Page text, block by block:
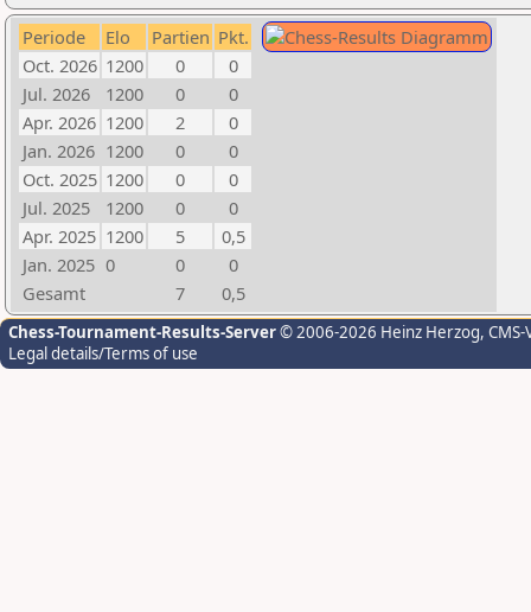
Periode Elo Partien Pkt.
Oct. 2026 1200 0
0
Jul. 2026
1200 0
0
Apr. 2026 1200 2
0
Jan. 2026 1200 0
0
Oct. 2025 1200 0
0
Jul. 2025
1200 0
0
Apr. 2025 1200 5
0,5
Jan. 2025 0 0
0
Gesamt
7 0,5
Chess-Tournament-Results-Server© 2006-2026 Heinz Herzog,
Legal details/Terms of use